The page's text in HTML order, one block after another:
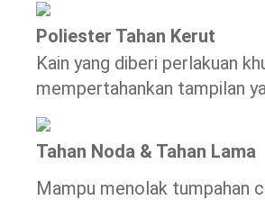
Poliester Tahan Kerut
Kain yang diberi perlakuan
mempertahankan tampilan
Tahan Noda & Tahan Lama
Mampu menolak tumpahan